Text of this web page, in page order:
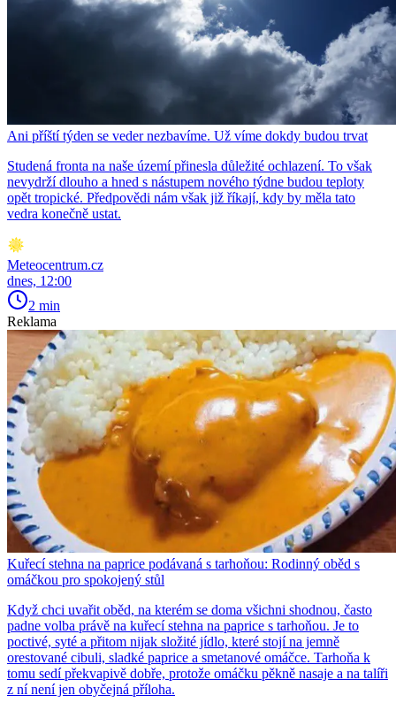
Ani příští týden se veder nezbavíme. Už víme dokdy budou trvat
Studená fronta na naše území přinesla důležité ochlazení. To však
nevydrží dlouho a hned s nástupem nového týdne budou teploty
opět tropické. Předpovědi nám však již říkají, kdy by měla tato
vedra konečně ustat.
Meteocentrum.cz
dnes, 12:00
2 min
Reklama
Kuřecí stehna na paprice podávaná s tarhoňou: Rodinný oběd s
omáčkou pro spokojený stůl
Když chci uvařit oběd, na kterém se doma všichni shodnou, často
padne volba právě na kuřecí stehna na paprice s tarhoňou. Je to
poctivé, syté a přitom nijak složité jídlo, které stojí na jemně
orestované cibuli, sladké paprice a smetanové omáčce. Tarhoňa k
tomu sedí překvapivě dobře, protože omáčku pěkně nasaje a na talíři
z ní není jen obyčejná příloha.